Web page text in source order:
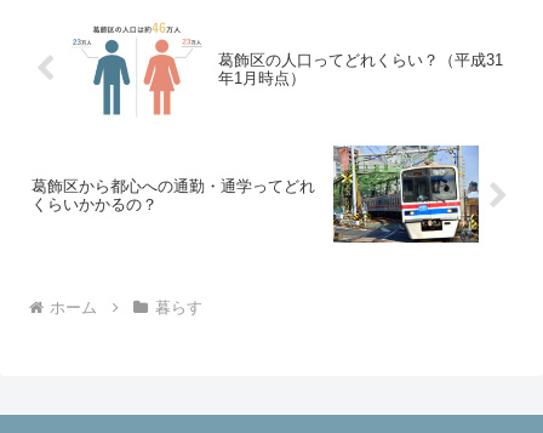
葛飾区の人口ってどれくらい？（平成31
年1月時点）
葛飾区から都心への通勤・通学ってどれ
くらいかかるの？
ホーム 暮らす